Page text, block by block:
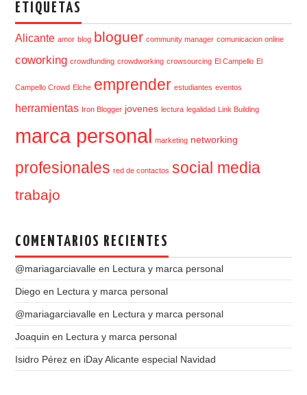
ETIQUETAS
Alicante amor blog bloguer community manager comunicacion online
coworking crowdfunding crowdworking crowsourcing El Campello El
Campello Crowd Elche emprender estudiantes eventos
herramientas Iron Blogger jovenes lectura legalidad Link Building
marca personal marketing networking
profesionales red de contactos social media
trabajo
COMENTARIOS RECIENTES
@mariagarciavalle en Lectura y marca personal
Diego en Lectura y marca personal
@mariagarciavalle en Lectura y marca personal
Joaquin en Lectura y marca personal
Isidro Pérez en iDay Alicante especial Navidad